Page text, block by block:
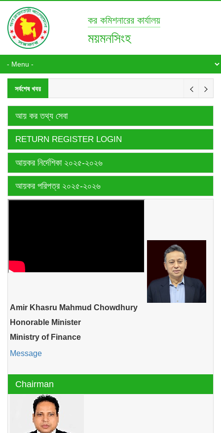
কর কমিশনারের কার্যালয়
ময়মনসিংহ
সর্বশেষ খবর
আয় কর তথ্য সেবা
RETURN REGISTER LOGIN
আয়কর নির্দেশিকা ২০২৫-২০২৬
আয়কর পরিপত্র ২০২৫-২০২৬
Amir Khasru Mahmud Chowdhury
Honorable Minister
Ministry of Finance
Message
Chairman